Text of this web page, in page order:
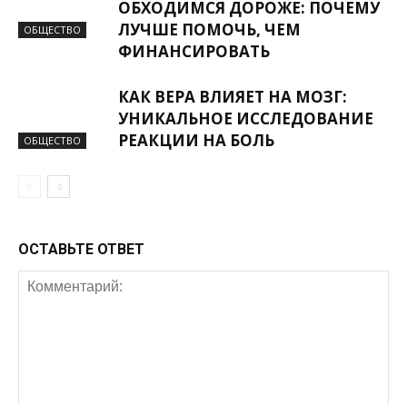
ОБЩЕСТВО
ОБХОДИМСЯ ДОРОЖЕ: ПОЧЕМУ
ЛУЧШЕ ПОМОЧЬ, ЧЕМ
ФИНАНСИРОВАТЬ
ОБЩЕСТВО
КАК ВЕРА ВЛИЯЕТ НА МОЗГ:
УНИКАЛЬНОЕ ИССЛЕДОВАНИЕ
РЕАКЦИИ НА БОЛЬ
ОСТАВЬТЕ ОТВЕТ